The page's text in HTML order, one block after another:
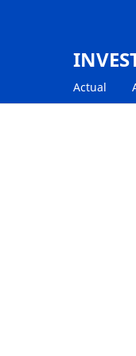
Actual